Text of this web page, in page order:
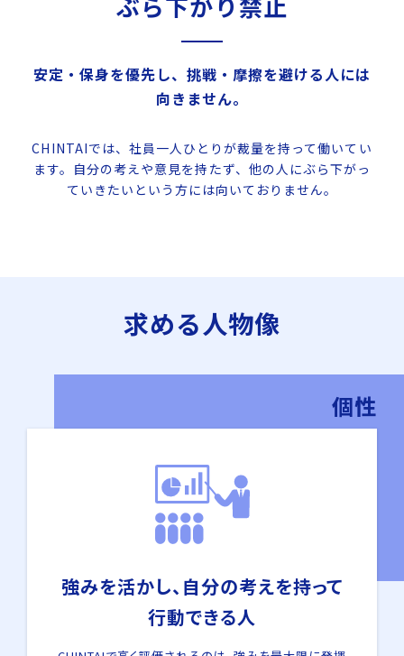
安定・保身を優先し、挑戦・摩擦を避ける人には
向きません。
CHINTAIでは、社員一人ひとりが裁量を持って働いてい
ます。自分の考えや意見を持たず、他の人にぶら下がっ
ていきたいという方には向いておりません。
求める人物像
個性
強みを活かし、自分の考えを持って
行動できる人